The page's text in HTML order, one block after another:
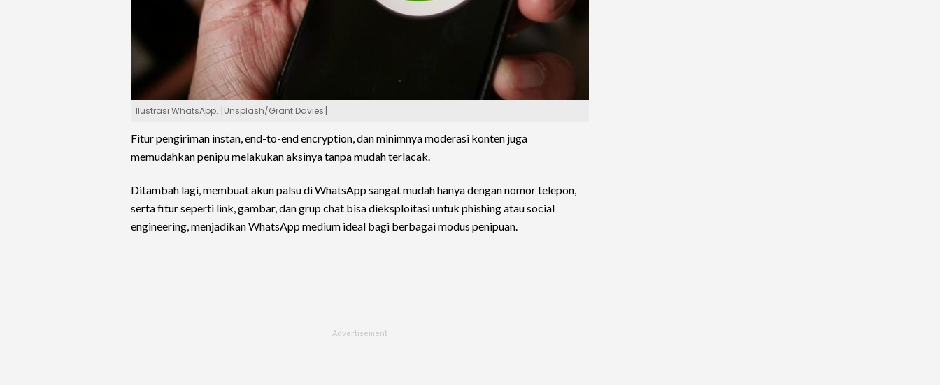
Ilustrasi WhatsApp. [Unsplash/Grant Davies]
Fitur pengiriman instan, end-to-end encryption, dan minimnya moderasi konten juga
memudahkan penipu melakukan aksinya tanpa mudah terlacak.
Ditambah lagi, membuat akun palsu di WhatsApp sangat mudah hanya dengan nomor telepon,
serta fitur seperti link, gambar, dan grup chat bisa dieksploitasi untuk phishing atau social
engineering, menjadikan WhatsApp medium ideal bagi berbagai modus penipuan.